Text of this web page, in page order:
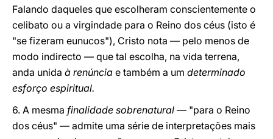
Falando daqueles que escolheram conscientemente o
celibato ou a virgindade para o Reino dos céus (isto é
"se fizeram eunucos"), Cristo nota — pelo menos de
modo indirecto — que tal escolha, na vida terrena,
anda unida à renúncia e também a um determinado
esforço espiritual.
6. A mesma finalidade sobrenatural — "para o Reino
dos céus" — admite uma série de interpretações mais